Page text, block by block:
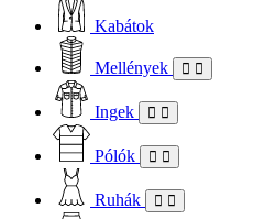
Kabátok
Mellények
Ingek
Pólók
Ruhák